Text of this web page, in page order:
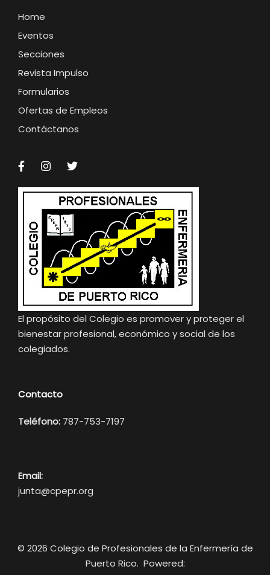
Home
Eventos
Secciones
Revista Impulso
Formularios
Ofertas de Empleos
Contáctanos
El propósito del Colegio es promover y proteger el
bienestar profesional, económico y social de los
colegiados.
Contacto
Teléfono: 787-753-7197
Email:
junta@cpepr.org
© 2026 Colegio de Profesionales de la Enfermería de
Puerto Rico. Powered: